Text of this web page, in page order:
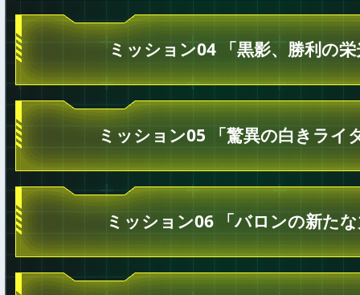
ミッション04 「黒影、勝利の栄
ミッション05 「驚異の白きライ
ミッション06 「バロンの新た